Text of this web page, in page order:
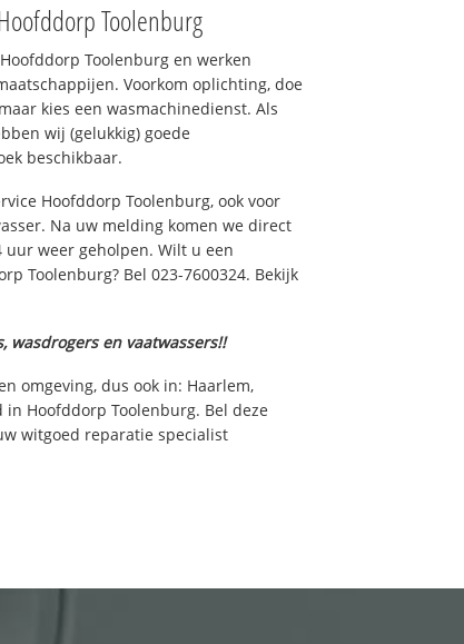
Toolenburg
Toolenburg en werken
Voorkom oplichting, doe
kies een wasmachinedienst. Als
wij (gelukkig) goede
beschikbaar.
Hoofddorp Toolenburg, ook voor
Na uw melding komen we direct
weer geholpen. Wilt u een
Toolenburg? Bel 023-7600324. Bekijk
wasdrogers en vaatwassers!!
omgeving, dus ook in: Haarlem,
Hoofddorp Toolenburg. Bel deze
witgoed reparatie specialist